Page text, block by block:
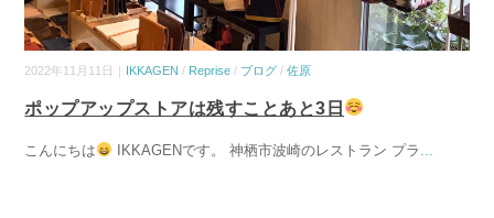
2022年11月11日｜ IKKAGEN / Reprise / ブログ /佐原
ポップアップストアは残すことあと3日
こんにちは IKKAGENです。 神栖市波崎のレストラン プラ